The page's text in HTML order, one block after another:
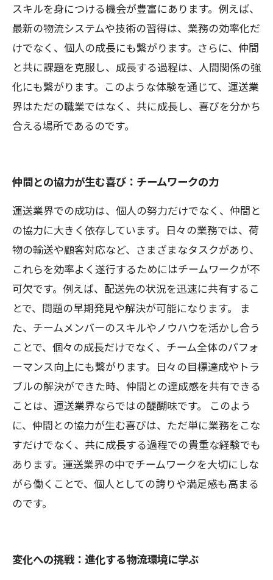
スキルを身につける機会が豊富にあります。例えば、
最新の物流システムや技術の習得は、業務の効率化だ
けでなく、個人の成長にも繋がります。さらに、仲間
と共に課題を克服し、成長する過程は、人間関係の強
化にも繋がります。このような体験を通じて、運送業
界はただの職業ではなく、共に成長し、喜びを分かち
合える場所であるのです。
仲間との協力が生む喜び：チームワークの力
運送業界での成功は、個人の努力だけでなく、仲間と
の協力に大きく依存しています。日々の業務では、荷
物の輸送や顧客対応など、さまざまなタスクがあり、
これらを効率よく遂行するためにはチームワークが不
可欠です。例えば、配送先の状況を迅速に共有するこ
とで、問題の早期発見や解決が可能になります。 ま
た、チームメンバーのスキルやノウハウを活かし合う
ことで、個々の成長だけでなく、チーム全体のパフォ
ーマンス向上にも繋がります。日々の目標達成やトラ
ブルの解決ができた時、仲間との達成感を共有できる
ことは、運送業界ならではの醍醐味です。 このよう
に、仲間との協力が生む喜びは、ただ単に業務をこな
すだけでなく、共に成長する過程での貴重な経験でも
あります。運送業界の中でチームワークを大切にしな
がら働くことで、個人としての誇りや満足感も高まる
のです。
変化への挑戦：進化する物流環境に学ぶ